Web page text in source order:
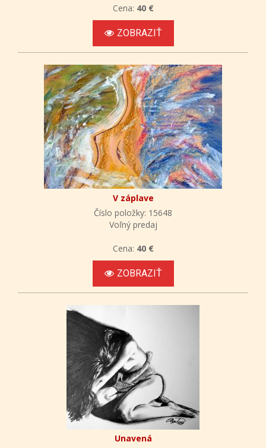
Cena: 40 €
ZOBRAZIŤ
V záplave
Číslo položky: 15648
Voľný predaj
Cena: 40 €
ZOBRAZIŤ
Unavená